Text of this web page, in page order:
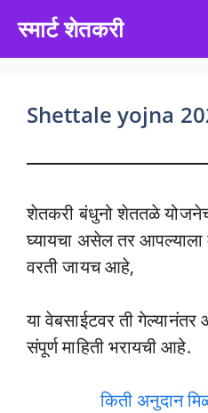
content
स्मार्ट शेतकरी
Shettale yojna
शेतकरी बंधुनो शेततळे
घ्यायचा असेल तर आपल्याला
वरती जायच आहे,
या वेबसाईटवर ती
संपूर्ण माहिती भरायची आहे.
किती अनुदान